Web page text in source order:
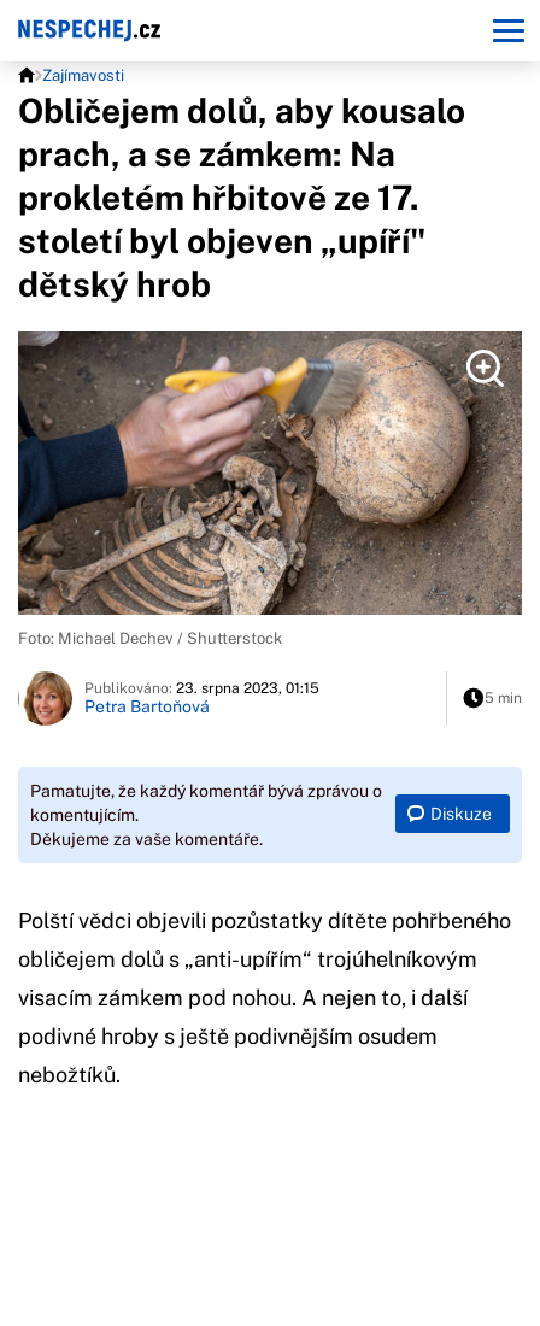
Zajímavosti
Obličejem dolů, aby kousalo
prach, a se zámkem: Na
prokletém hřbitově ze 17.
století byl objeven „upíří"
dětský hrob
Foto: Michael Dechev / Shutterstock
Publikováno: 23. srpna 2023, 01:15
Petra Bartoňová 5 min
Pamatujte, že každý komentář bývá zprávou o
komentujícím.
Děkujeme za vaše komentáře.
Diskuze
Polští vědci objevili pozůstatky dítěte pohřbeného
obličejem dolů s „anti-upířím“ trojúhelníkovým
visacím zámkem pod nohou. A nejen to, i další
podivné hroby s ještě podivnějším osudem
nebožtíků.